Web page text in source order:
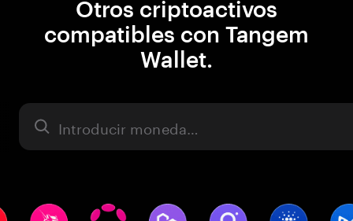
Otros criptoactivos
compatibles con Tangem
Wallet.
Activo